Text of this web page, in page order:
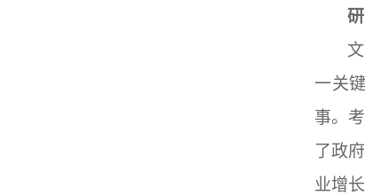
一关
事。
了政
业增